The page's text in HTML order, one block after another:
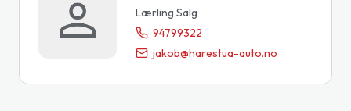
Lærling Salg
94799322
jakob@harestua-auto.no